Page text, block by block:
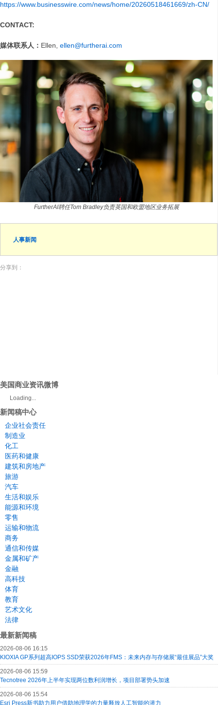
https://www.businesswire.com/news/home/20260518461669/zh-CN/
CONTACT:
媒体联系人： Ellen, ellen@furtherai.com
FurtherAI聘任Tom Bradley负责英国和欧盟地区业务拓展
人事新闻
分享到：
美国商业资讯微博
Loading...
新闻稿中心
企业社会责任
制造业
化工
医药和健康
建筑和房地产
旅游
汽车
生活和娱乐
能源和环境
零售
运输和物流
商务
通信和传媒
金属和矿产
金融
高科技
体育
教育
艺术文化
法律
最新新闻稿
2026-08-06 16:15
KIOXIA GP系列超高IOPS SSD荣获2026年FMS：未来内存与存储展“最佳展品”大奖
2026-08-06 15:59
Tecnotree 2026年上半年实现两位数利润增长，项目部署势头加速
2026-08-06 15:54
Esri Press新书助力用户借助地理学的力量释放人工智能的潜力